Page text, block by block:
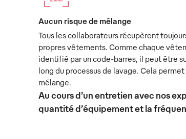
Aucun risque de mélange
Tous les collaborateurs récupèrent
propres vêtements. Comme chaque
identifié par un code-barres, il peut être
long du processus de lavage. Cela
mélange.
Au cours d’un entretien avec nos
quantité d’équipement et la